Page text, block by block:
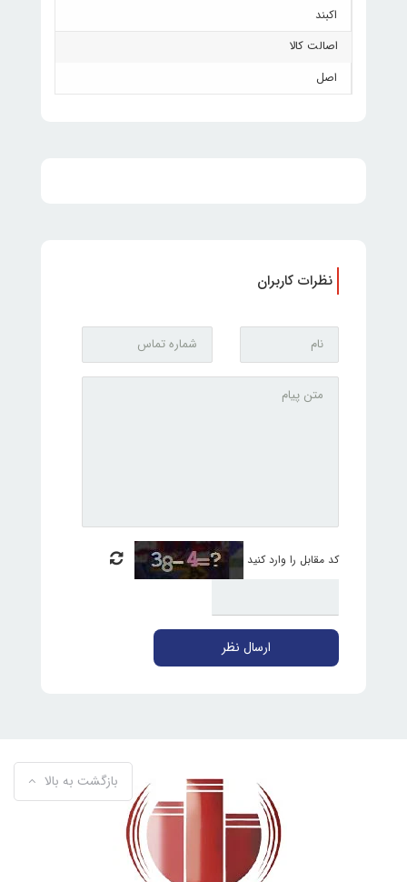
اکبند
اصالت کالا
اصل
نظرات کاربران
کد مقابل را وارد کنید
ارسال نظر
بازگشت به بالا